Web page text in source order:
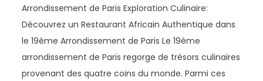
Arrondissement de Paris Exploration Culinaire:
Découvrez un Restaurant Africain Authentique dans
le 19ème Arrondissement de Paris Le 19ème
arrondissement de Paris regorge de trésors culinaires
provenant des quatre coins du monde. Parmi ces